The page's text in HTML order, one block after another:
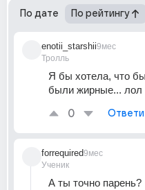
По дате По рейтингу
enotii_starshii
Тролль
9мес
Я бы хотела, что
были жирные... лол
0
forrequired
Ученик
9мес
А ты точно парень?